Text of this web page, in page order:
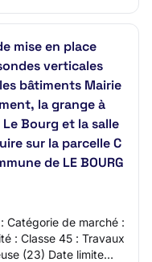
mise en place
verticales
bâtiments Mairie
la grange à
Bourg et la salle
sur la parcelle C
de LE BOURG
Catégorie de marché :
: Classe 45 : Travaux
(23) Date limite